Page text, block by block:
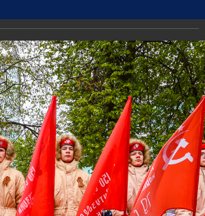
Точный прогноз погоды в Дзержинске
https://world-weather.ru/informers/
🛜Карта WiFi🛜